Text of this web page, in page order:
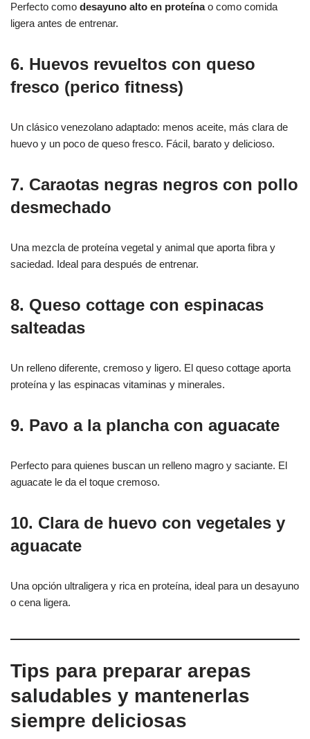
Perfecto como desayuno alto en proteínao como comida
ligera antes de entrenar.
6. Huevos revueltos con queso
fresco (perico fitness)
Un clásico venezolano adaptado: menos aceite, más clara de
huevo y un poco de queso fresco. Fácil, barato y delicioso.
7. Caraotas negras negros con pollo
desmechado
Una mezcla de proteína vegetal y animal que aporta fibra y
saciedad. Ideal para después de entrenar.
8. Queso cottage con espinacas
salteadas
Un relleno diferente, cremoso y ligero. El queso cottage aporta
proteína y las espinacas vitaminas y minerales.
9. Pavo a la plancha con aguacate
Perfecto para quienes buscan un relleno magro y saciante. El
aguacate le da el toque cremoso.
10. Clara de huevo con vegetales y
aguacate
Una opción ultraligera y rica en proteína, ideal para un desayuno
o cena ligera.
Tips para preparar arepas
saludables y mantenerlas
siempre deliciosas